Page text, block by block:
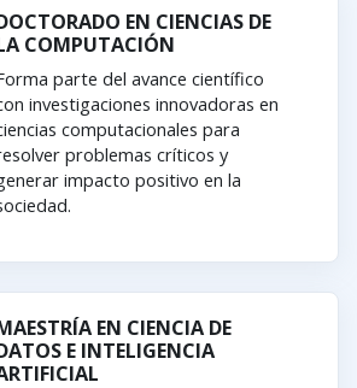
EN CIENCIAS DE
COMPUTACIÓN
parte del avance científico
investigaciones innovadoras en
computacionales para
problemas críticos y
impacto positivo en la
EN CIENCIA DE
E INTELIGENCIA